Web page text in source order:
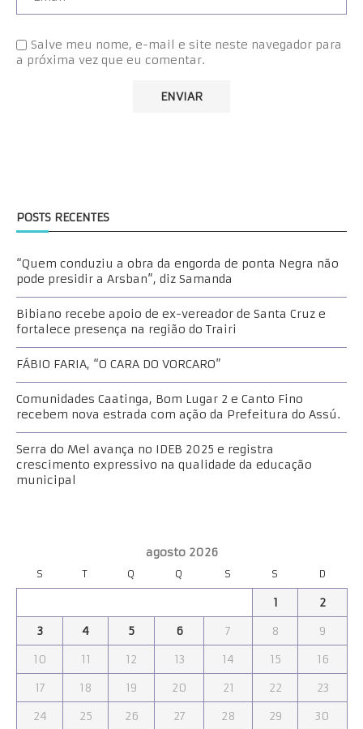
Salve meu nome, e-mail e site neste navegador para
a próxima vez que eu comentar.
POSTS RECENTES
“Quem conduziu a obra da engorda de ponta Negra não
pode presidir a Arsban”, diz Samanda
Bibiano recebe apoio de ex-vereador de Santa Cruz e
fortalece presença na região do Trairi
FÁBIO FARIA, “O CARA DO VORCARO”
Comunidades Caatinga, Bom Lugar 2 e Canto Fino
recebem nova estrada com ação da Prefeitura do Assú.
Serra do Mel avança no IDEB 2025 e registra
crescimento expressivo na qualidade da educação
municipal
agosto 2026
S T Q Q S S D
1
2
3
4 5 6 7 8
9
10
11 12 13 14 15
16
17
18 19 20 21 22
23
24
25 26 27 28 29
30